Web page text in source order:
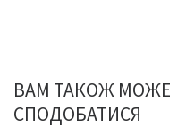
ВАМ ТАКОЖ МОЖЕ
СПОДОБАТИСЯ